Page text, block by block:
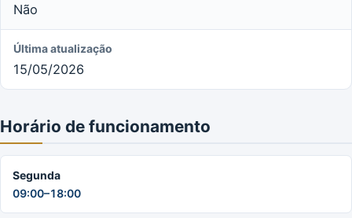
Não
Última atualização
15/05/2026
Horário de funcionamento
Segunda
09:00–18:00